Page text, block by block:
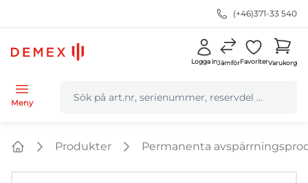
(+46)371-33 540
Logga inJämförFavoriterVarukorg
Meny
Produkter Permanenta